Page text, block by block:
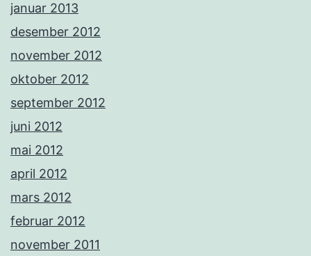
januar 2013
desember 2012
november 2012
oktober 2012
september 2012
juni 2012
mai 2012
april 2012
mars 2012
februar 2012
november 2011